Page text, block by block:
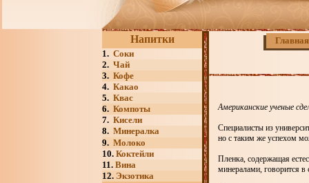
Напитки
1. Соки
2. Чай
3. Кофе
4. Какао
5. Квас
6. Компоты
7. Кисели
8. Минералка
9. Молоко
10. Коктейли
11. Вина
12. Экзотика
Главная
Американские ученые
Специалисты из
но с таким же успехом
Пленка, содержащая
минералами, говорится в